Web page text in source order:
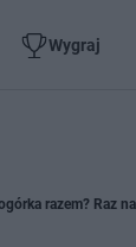
Wygraj
razem? Raz